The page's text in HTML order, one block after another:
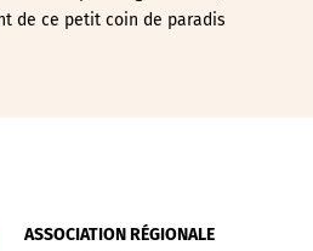
de ce petit coin de paradis
ASSOCIATION RÉGIONALE